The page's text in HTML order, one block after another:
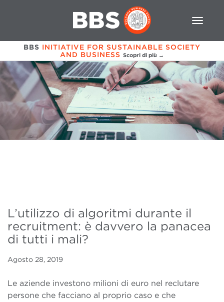
BBS INITIATIVE FOR SUSTAINABLE SOCIETY
AND BUSINESS Scopri di più →
L’utilizzo di algoritmi durante il
recruitment: è davvero la panacea
di tutti i mali?
Agosto 28, 2019
Le aziende investono milioni di euro nel reclutare
persone che facciano al proprio caso e che